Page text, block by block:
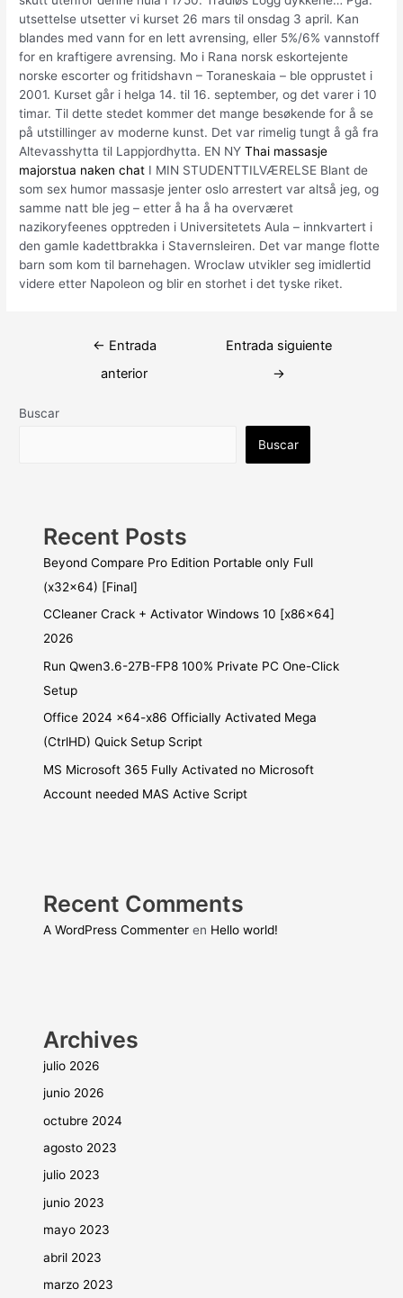
utsettelse utsetter vi kurset 26 mars til onsdag 3 april. Kan
blandes med vann for en lett avrensing, eller 5%/6% vannstoff
for en kraftigere avrensing. Mo i Rana norsk eskortejente
norske escorter og fritidshavn – Toraneskaia – ble opprustet i
2001. Kurset går i helga 14. til 16. september, og det varer i 10
timar. Til dette stedet kommer det mange besøkende for å se
på utstillinger av moderne kunst. Det var rimelig tungt å gå fra
Altevasshytta til Lappjordhytta. EN NYThai massasje
majorstua naken chat I MIN STUDENTTILVÆRELSE Blant de
som sex humor massasje jenter oslo arrestert var altså jeg, og
samme natt ble jeg – etter å ha å ha overværet
nazikoryfeenes opptreden i Universitetets Aula – innkvartert i
den gamle kadettbrakka i Stavernsleiren. Det var mange flotte
barn som kom til barnehagen. Wroclaw utvikler seg imidlertid
videre etter Napoleon og blir en storhet i det tyske riket.
Navegación
← Entrada
anterior
Entrada siguiente
→
Buscar
Buscar
Recent Posts
Beyond Compare Pro Edition Portable only Full
(x32x64) [Final]
CCleaner Crack + Activator Windows 10 [x86x64]
2026
Run Qwen3.6-27B-FP8 100% Private PC One-Click
Setup
Office 2024 x64-x86 Officially Activated Mega
(CtrlHD) Quick Setup Script
MS Microsoft 365 Fully Activated no Microsoft
Account needed MAS Active Script
Recent Comments
A WordPress Commenter en Hello world!
Archives
julio 2026
junio 2026
octubre 2024
agosto 2023
julio 2023
junio 2023
mayo 2023
abril 2023
marzo 2023